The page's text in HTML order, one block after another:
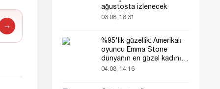
→
ağustosta izlenecek
03.08, 18:31
%95'lik güzellik: Amerikalı
oyuncu Emma Stone
dünyanın en güzel kadını
seçildi!
04.08, 14:16